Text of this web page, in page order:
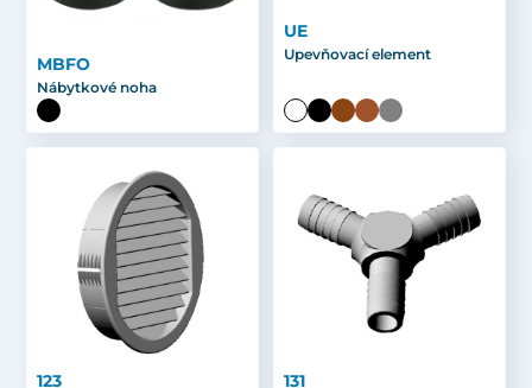
MBFO
Nábytkové noha
UE
Upevňovací element
123 131